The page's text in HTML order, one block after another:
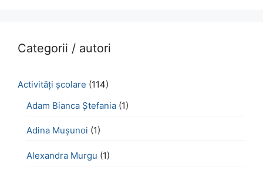
Categorii / autori
Activităţi şcolare (114)
Adam Bianca Ștefania (1)
Adina Mușunoi (1)
Alexandra Murgu (1)